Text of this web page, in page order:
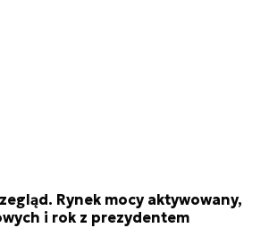
Rynek mocy aktywowany,
i rok z prezydentem